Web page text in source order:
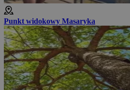
Punkt widokowy Masaryka